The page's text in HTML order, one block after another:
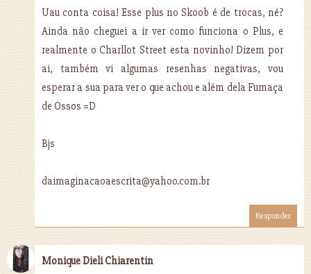
Uau conta coisa! Esse plus no Skoob é de trocas, né?
Ainda não cheguei a ir ver como funciona o Plus, e
realmente o Charllot Street esta novinho! Dizem por
ai, também vi algumas resenhas negativas, vou
esperar a sua para ver o que achou e além dela Fumaça
de Ossos =D
Bjs
daimaginacaoaescrita@yahoo.com.br
Responder
Monique Dieli Chiarentin